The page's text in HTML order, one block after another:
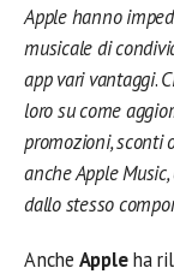
Apple hanno
musicale di
app vari vantaggi.
loro su come
promozioni, sconti
anche Apple
dallo stesso
Anche Appleha